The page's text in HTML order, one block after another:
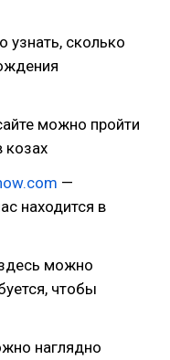
узнать, сколько
можно пройти
козах
—
находится в
можно
чтобы
наглядно